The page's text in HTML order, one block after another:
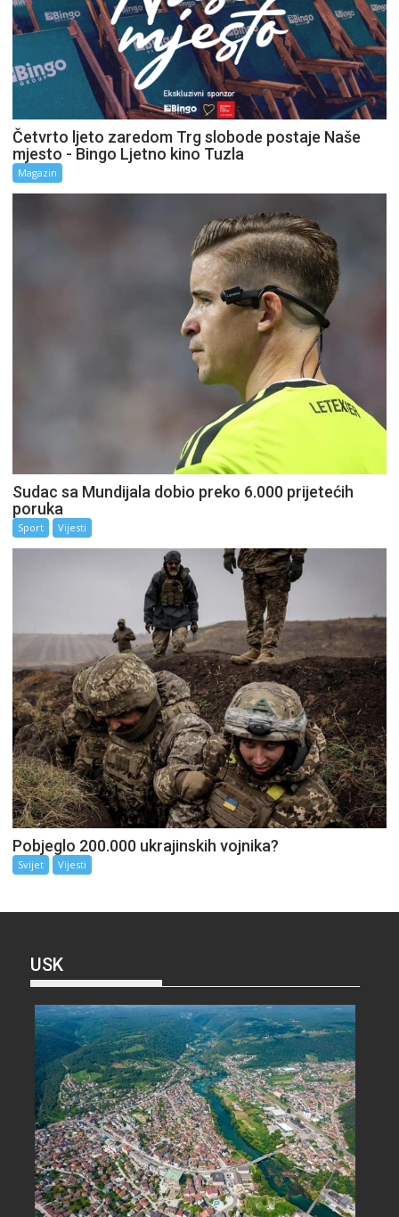
Četvrto ljeto zaredom Trg slobode postaje Naše
mjesto - Bingo Ljetno kino Tuzla
Magazin
Sudac sa Mundijala dobio preko 6.000 prijetećih
poruka
Sport Vijesti
Pobjeglo 200.000 ukrajinskih vojnika?
Svijet Vijesti
USK